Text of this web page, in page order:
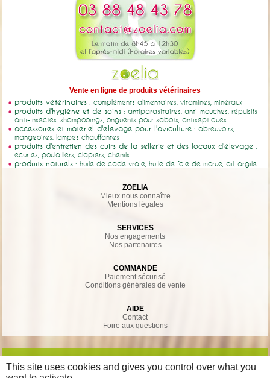
Vente en ligne de produits vétérinaires
produits vétérinaires : compléments alimentaires, vitamines, minéraux
produits d'hygiène et de soins : antiparasitaires, anti-mouches, répulsifs
anti-insectes, shampooings, onguents pour sabots, antiseptiques
accessoires et matériel d'élevage pour l'aviculture : abreuvoirs,
mangeoires, lampes chauffantes
produits d'entretien des cuirs de la sellerie et des locaux d'élevage :
écuries, poulaillers, clapiers, chenils
produits naturels : huile de cade vraie, huile de foie de morue, ail, argile
ZOELIA
Mieux nous connaître
Mentions légales
SERVICES
Nos engagements
Nos partenaires
COMMANDE
Paiement sécurisé
Conditions générales de vente
AIDE
Contact
Foire aux questions
This site uses cookies and gives you control over what you